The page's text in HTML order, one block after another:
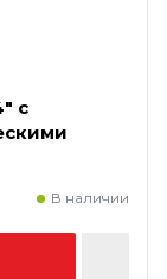
с
В наличии